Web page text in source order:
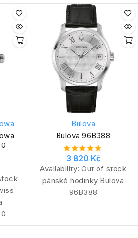
Bulova
Bulova 96B388
3 820 Kč
Availability: Out of stock
pánské hodinky Bulova
96B388